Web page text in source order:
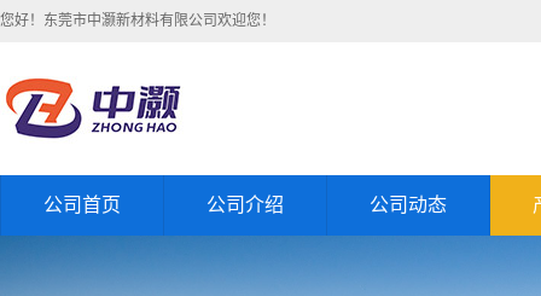
您好！东莞市中灏新材料有限公司欢迎您！
公司首页 公司介绍 公司动态